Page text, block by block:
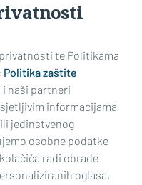
te Politikama
Politika zaštite
i naši partneri
informacijama
jedinstvenog
osobne podatke
radi obrade
oglasa,